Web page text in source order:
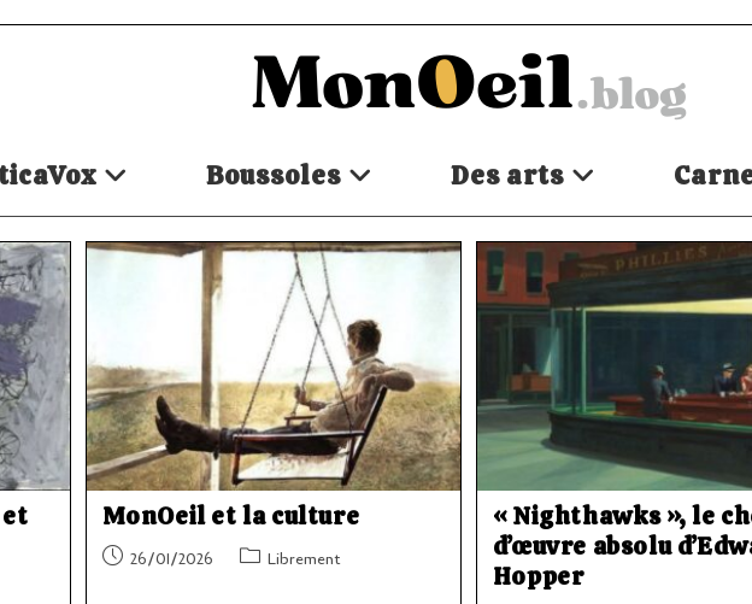
Boussoles Des arts
MonOeil et la culture
Publication
26/01/2026
PostLibrement
« Nighthawks », le
d’œuvre absolu
Hopper